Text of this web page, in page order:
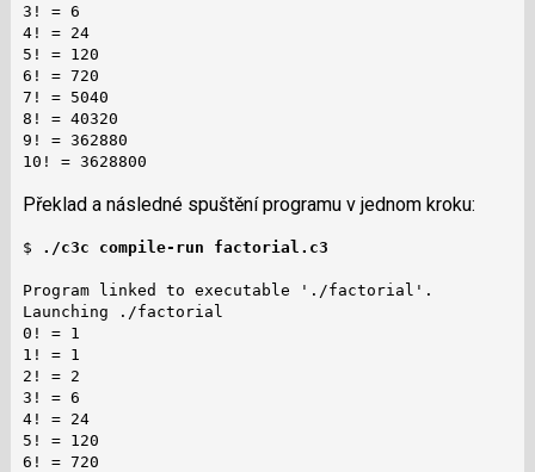
3! = 6
4! = 24
5! = 120
6! = 720
7! = 5040
8! = 40320
9! = 362880
10! = 3628800
Překlad a následné spuštění programu v jednom kroku:
$ ./c3c compile-run factorial.c3
Program linked to executable './factorial'.
Launching ./factorial
0! = 1
1! = 1
2! = 2
3! = 6
4! = 24
5! = 120
6! = 720